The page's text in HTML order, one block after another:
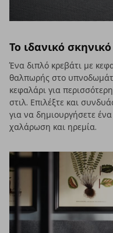
Το ιδανικό
Ένα διπλό κρεβάτι με
θαλπωρής στο
κεφαλάρι για
στιλ. Επιλέξτε και
για να δημιουργήσετε
χαλάρωση και ηρεμία.